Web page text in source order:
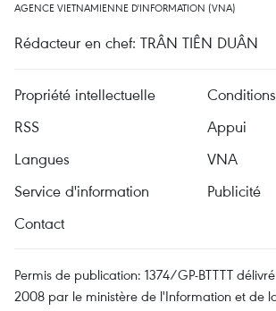
AGENCE VIETNAMIENNE D'INFORMATION (VNA)
Rédacteur en chef: TRÂN TIÊN DUÂN
Propriété intellectuelle
RSS
Appui
Langues
VNA
Service d'information
Publicité
Contact
Permis de publication: 1374/GP-BTTTT
2008 par le ministère de l'Information et de